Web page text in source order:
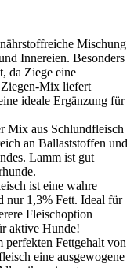
Mischung
Innereien. Besonders
da Ziege eine
Mix liefert
ideale Ergänzung für
Mix aus Schlundfleisch
an Ballaststoffen und
Lamm ist gut
ist eine wahre
nur 1,3% Fett. Ideal für
Fleischoption
aktive Hunde!
perfekten Fettgehalt von
eine ausgewogene